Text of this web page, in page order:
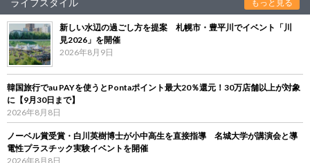
ライフスタイル もっと見る
新しい水辺の過ごし方を提案 札幌市・豊平川でイベント「川
見2026」を開催
2026年8月9日
韓国旅行でau PAYを使うとPontaポイント最大20％還元！30万店舗以上が対象
に【9月30日まで】
2026年8月8日
ノーベル賞受賞・白川英樹博士が小中高生を直接指導 名城大学が講演会と導
電性プラスチック実験イベントを開催
2026年8月8日